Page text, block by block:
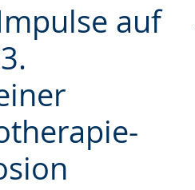
auf